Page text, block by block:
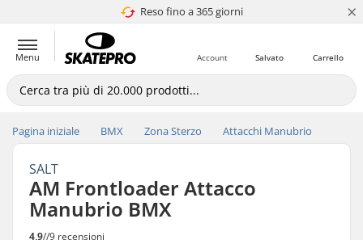
Reso fino a 365 giorni
4.8 di 5 ×
Menu Carrello
Salvato
Account
Pagina iniziale BMX Zona Sterzo Attacchi Manubrio
SALT
AM Frontloader Attacco
Manubrio BMX
4,9//9 recensioni